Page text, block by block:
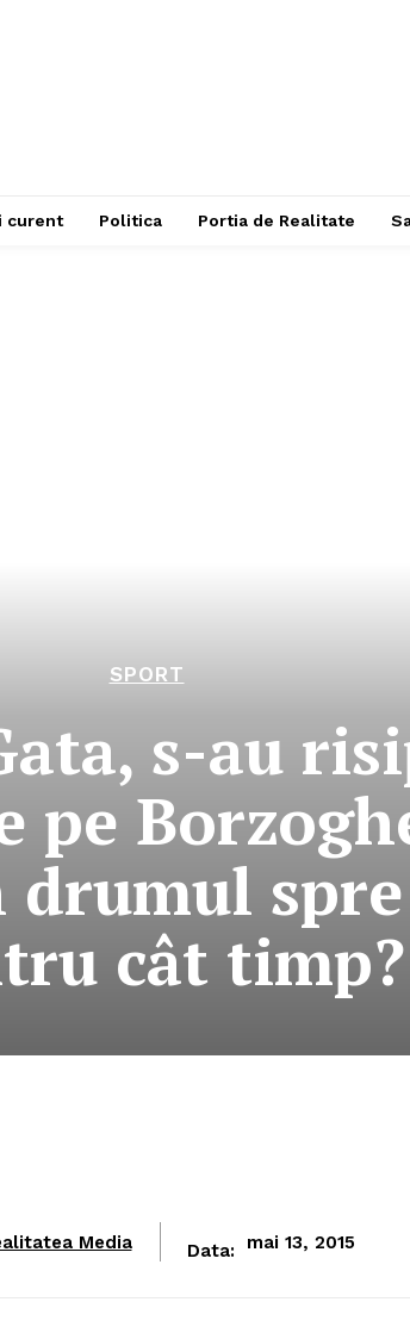
curent Politica Portia de Realitate
SPORT
s-au
pe
cât timp?
Media Data: mai 13, 2015